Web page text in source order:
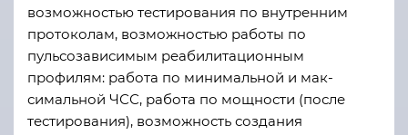
возможностью тестирования по внутренним
протоколам, возможностью работы по
пульсозависимым реабилитационным
профилям: работа по минимальной и мак-
симальной ЧСС, работа по мощности (после
тестирования), возможность создания